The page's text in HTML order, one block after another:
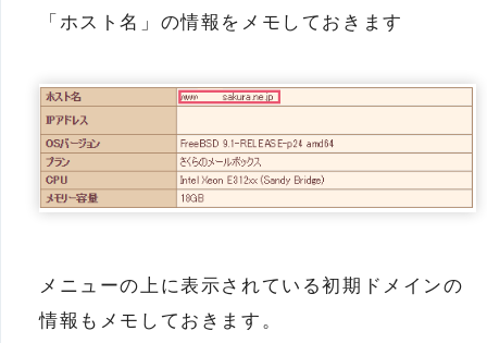
「ホスト名」の情報をメモしておきます
メニューの上に表示されている初期ドメインの
情報もメモしておきます。